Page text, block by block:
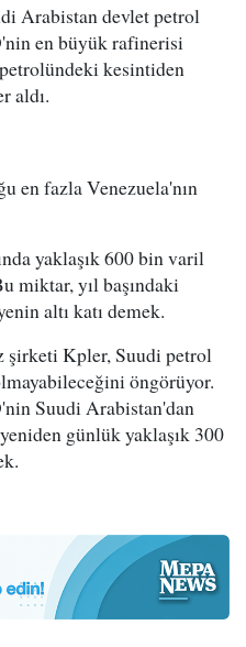
Arabistan devlet petrol
en büyük rafinerisi
kesintiden
aldı.
en fazla Venezuela'nın
yaklaşık 600 bin varil
miktar, yıl başındaki
altı katı demek.
Kpler, Suudi petrol
öngörüyor.
Suudi Arabistan'dan
günlük yaklaşık 300